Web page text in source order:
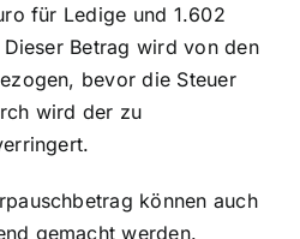
für Ledige und 1.602
Betrag wird von den
bevor die Steuer
wird der zu
können auch
gemacht werden.